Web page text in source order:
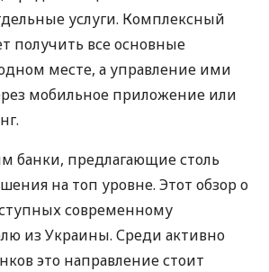
услуги. Комплексный
получить все основные
месте, а управление ими
мобильное приложение или
банки, предлагающие столь
на топ уровне. Этот обзор о
современному
из Украины. Среди активно
это направление стоит